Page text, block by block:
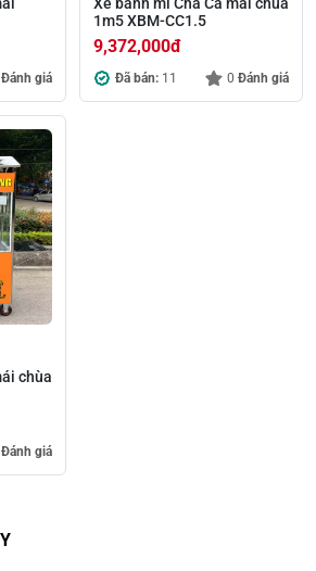
Đánh giá
1m5 XBM-CC1.5
9,372,000đ
Đã bán: 11 0 Đánh giá
chùa
Đánh giá